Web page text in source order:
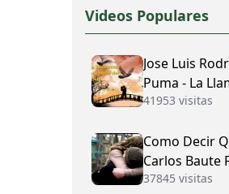
Videos Populares
Jose Luis
Puma - La
Amor (con
41953 visitas
Como Decir
Carlos Baute
José (con Letra)
37845 visitas